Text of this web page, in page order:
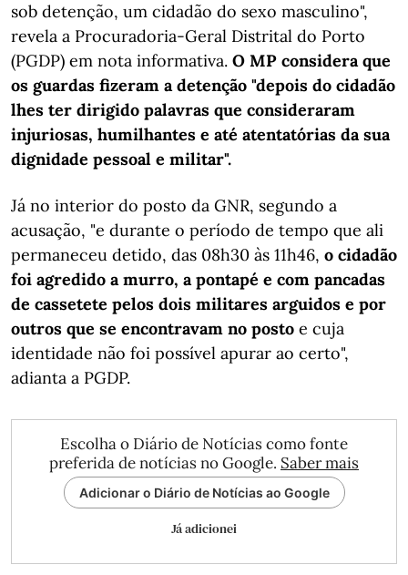
sob detenção, um cidadão do sexo masculino",
revela a Procuradoria-Geral Distrital do Porto
(PGDP) em nota informativa. O MP considera que
os guardas fizeram a detenção "depois do cidadão
lhes ter dirigido palavras que consideraram
injuriosas, humilhantes e até atentatórias da sua
dignidade pessoal e militar".
Já no interior do posto da GNR, segundo a
acusação, "e durante o período de tempo que ali
permaneceu detido, das 08h30 às 11h46, o cidadão
foi agredido a murro, a pontapé e com pancadas
de cassetete pelos dois militares arguidos e por
outros que se encontravam no posto e cuja
identidade não foi possível apurar ao certo",
adianta a PGDP.
Escolha o Diário de Notícias como fonte
preferida de notícias no Google. Saber mais
Adicionar o Diário de Notícias ao Google
Já adicionei